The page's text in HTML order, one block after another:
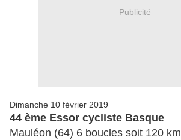
Publicité
Dimanche 10 février 2019
44 ème Essor cycliste Basque
Mauléon (64) 6 boucles soit 120 km